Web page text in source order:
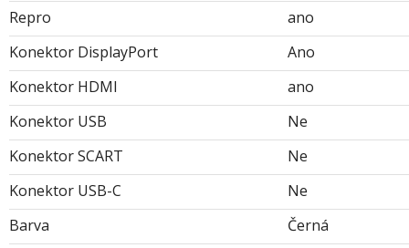
Repro
ano
Konektor DisplayPort
Ano
Konektor HDMI
ano
Konektor USB
Ne
Konektor SCART
Ne
Konektor USB-C
Ne
Barva
Černá